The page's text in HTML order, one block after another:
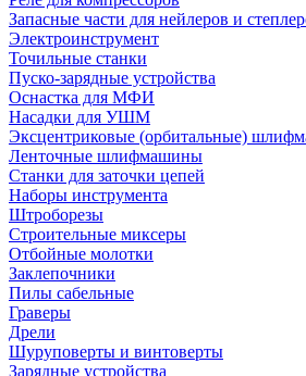
Запасные части для нейлеров и
Электроинструмент
Точильные станки
Пуско-зарядные устройства
Оснастка для МФИ
Насадки для УШМ
Эксцентриковые (орбитальные)
Ленточные шлифмашины
Станки для заточки цепей
Наборы инструмента
Штроборезы
Строительные миксеры
Отбойные молотки
Заклепочники
Пилы сабельные
Граверы
Дрели
Шуруповерты и винтоверты
Зарядные устройства